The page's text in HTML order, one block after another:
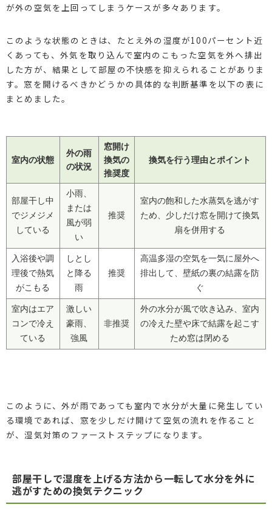
が外の空気を上回ってしまうケースが多々あります。
このような状態のときは、たとえ外の湿度が100パーセント近
くあっても、外気を取り込んで室内のこもった空気を外へ排出
した方が、結果として部屋の不快感を抑えられることがありま
す。窓を開けるべきかどうかの具体的な判断基準を以下の表に
まとめました。
室内の状態
外の雨
の状況
窓開け
換気の
推奨度
換気を行う理由とポイント
部屋干し中
でジメジメ
している
小雨、
または
風が弱
い
推奨
室内の飽和した水蒸気を逃がす
ため、少しだけ窓を開けて換気
扇を併用する
入浴後や調
理後で熱気
がこもる
しとし
と降る
雨
推奨
高温多湿の空気を一気に屋外へ
排出して、壁紙の裏の結露を防
ぐ
室内はエア
コンで冷え
ている
激しい
豪雨、
強風
非推奨
外の水分が風で吹き込み、室内
の冷えた壁や床で結露を起こす
ため窓は閉める
このように、外が雨であっても室内で水分が大量に発生してい
る環境であれば、窓を少しだけ開けて空気の流れを作ること
が、湿気対策のファーストステップになります。
部屋干しで湿度を上げる方法から一転して水分を外に
逃がすための換気テクニック